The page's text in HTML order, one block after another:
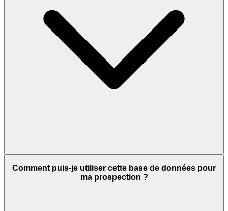
Comment puis-je utiliser cette base de données pour
ma prospection ?